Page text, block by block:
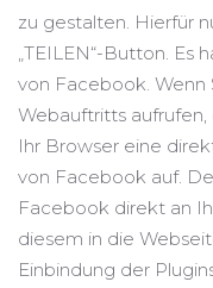
zu gestalten. Hierfür
„TEILEN“-Button. Es
von Facebook. Wenn
Webauftritts
Ihr Browser eine
von Facebook auf.
Facebook direkt an
diesem in die
Einbindung der